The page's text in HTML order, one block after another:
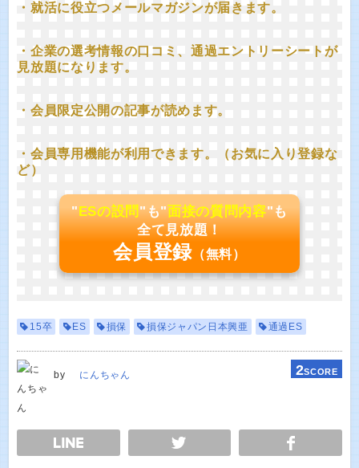
・就活に役立つメールマガジンが届きます。
・企業の選考情報の口コミ、通過エントリーシートが
見放題になります。
・会員限定公開の記事が読めます。
・会員専用機能が利用できます。（お気に入り登録な
ど）
"ESの設問"も"面接の質問内容"も
全て見放題！
会員登録 （無料）
15卒 ES 損保 損保ジャパン日本興亜 通過ES
by にんちゃん 2SCORE
TWEET